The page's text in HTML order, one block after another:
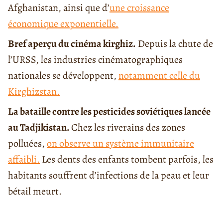
Afghanistan, ainsi que d’une croissance
économique exponentielle.
Bref aperçu du cinéma kirghiz. Depuis la chute de
l’URSS, les industries cinématographiques
nationales se développent,notamment celle du
Kirghizstan.
La bataille contre les pesticides soviétiques lancée
au Tadjikistan.Chez les riverains des zones
polluées,on observe un système immunitaire
affaibli. Les dents des enfants tombent parfois, les
habitants souffrent d’infections de la peau et leur
bétail meurt.